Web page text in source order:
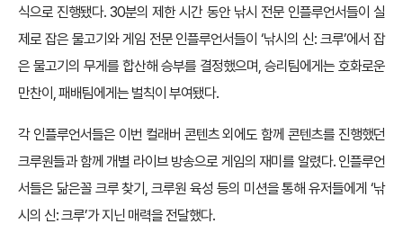
식으로 진행됐다. 30분의 제한 시간 동안 낚시 전문 인플루언서들이 실
제로 잡은 물고기와 게임 전문 인플루언서들이 ‘낚시의 신: 크루’에서 잡
은 물고기의 무게를 합산해 승부를 결정했으며, 승리팀에게는 호화로운
만찬이, 패배팀에게는 벌칙이 부여됐다.
각 인플루언서들은 이번 컬래버 콘텐츠 외에도 함께 콘텐츠를 진행했던
크루원들과 함께 개별 라이브 방송으로 게임의 재미를 알렸다. 인플루언
서들은 닮은꼴 크루 찾기, 크루원 육성 등의 미션을 통해 유저들에게 ‘낚
시의 신: 크루’가 지닌 매력을 전달했다.